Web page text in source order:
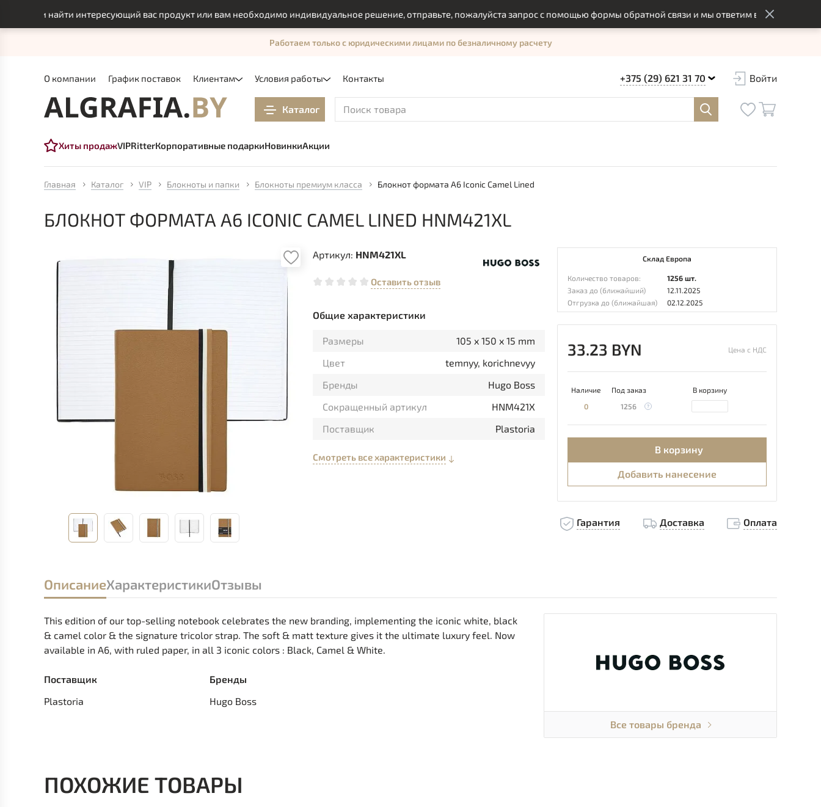
найти интересующий вас продукт или вам необходимо индивидуальное решение, отправьте, пожалуйста запрос с помощью формы обратной связи и мы ответим вам в оптимальный
О компании График поставок Клиентам Условия работы Контакты
Работаем только с юридическими лицами по безналичному расчету
+375 (29) 621 31 70 Войти
Каталог
Хиты продажVIPRitterКорпоративные подаркиНовинкиАкции
Главная Каталог VIP Блокноты и папки Блокноты премиум класса Блокнот формата А6 Iconic Camel Lined
БЛОКНОТ ФОРМАТА А6 ICONIC CAMEL LINED HNM421XL
Артикул: HNM421XL
Оставить отзыв
Общие характеристики
Размеры
105 x 150 x 15 mm
Цвет
temnyy, korichnevyy
Бренды
Hugo Boss
Сокращенный артикул
HNM421X
Поставщик
Plastoria
Смотреть все характеристики
Склад Европа
Количество товаров:
1256 шт.
Заказ до (ближайший)
12.11.2025
Отгрузка до (ближайшая)
02.12.2025
33.23 BYN Цена с НДС
Наличие Под заказ
В корзину
0
1256
В корзину
Добавить нанесение
Гарантия Доставка Оплата
ОписаниеХарактеристикиОтзывы
This edition of our top-selling notebook celebrates the new branding, implementing the iconic white, black
& camel color & the signature tricolor strap. The soft & matt texture gives it the ultimate luxury feel. Now
available in A6, with ruled paper, in all 3 iconic colors : Black, Camel & White.
Поставщик
Plastoria
Бренды
Hugo Boss
Все товары бренда
ПОХОЖИЕ ТОВАРЫ